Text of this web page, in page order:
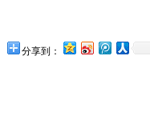
分享到：